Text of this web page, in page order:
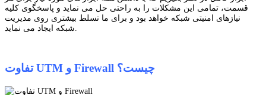
قسمت، تمامی این مشکلات را به راحتی حل می نماید و پاسخگوی کلیه
نیازهای امنیتی شبکه خواهد بود و برای ما تسلط بیشتری روی مدیریت
تفاوت UTM و Firewall چیست؟